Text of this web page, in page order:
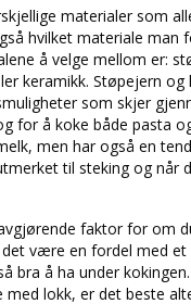
materialer som
hvilket materiale man
å velge mellom er:
keramikk. Støpejern og
som skjer
for å koke både pasta
men har også en
til steking og når
faktor for om
være en fordel med et
bra å ha under
lokk, er det beste